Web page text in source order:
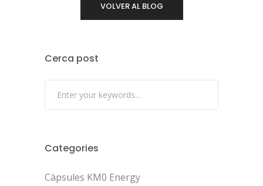
VOLVER AL BLOG
Cerca post
Categories
Càpsules KM0 Energy